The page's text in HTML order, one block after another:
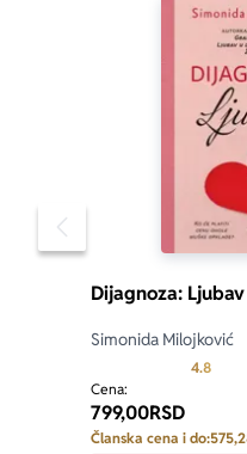
Pomeranje sadržaja
Dijagnoza: Ljubav
Simonida Milojković
4.8
Cena:
799,00RSD
Članska cena i do: